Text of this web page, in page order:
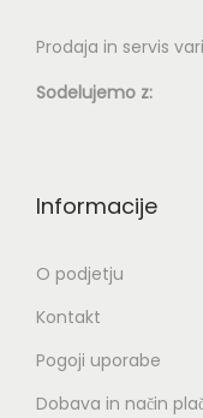
Prodaja in servis
Sodelujemo z:
Informacije
O podjetju
Kontakt
Pogoji uporabe
Dobava in način